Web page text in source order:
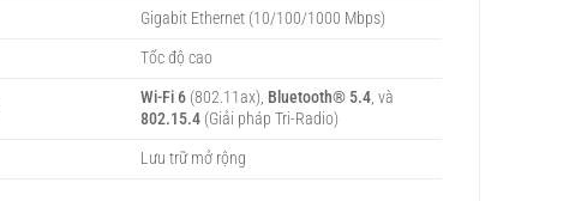
Gigabit Ethernet (10/100/1000 Mbps)
Tốc độ cao
Wi-Fi 6 (802.11ax), Bluetooth® 5.4, và
802.15.4 (Giải pháp Tri-Radio)
Lưu trữ mở rộng